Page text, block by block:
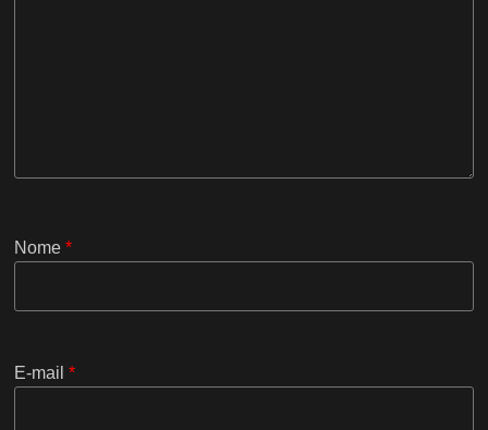
Nome*
E-mail*